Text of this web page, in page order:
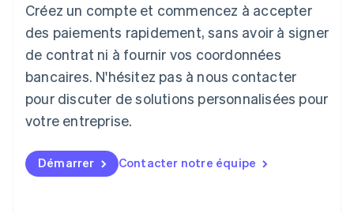
Créez un compte et commencez à accepter
des paiements rapidement, sans avoir à signer
de contrat ni à fournir vos coordonnées
bancaires. N'hésitez pas à nous contacter
pour discuter de solutions personnalisées pour
votre entreprise.
Démarrer Contacter notre équipe
Japon
日本語
Lettonie
English
Liechtenstein
DeutschEnglish
English
FrançaisDeutschEnglish
Malaisie